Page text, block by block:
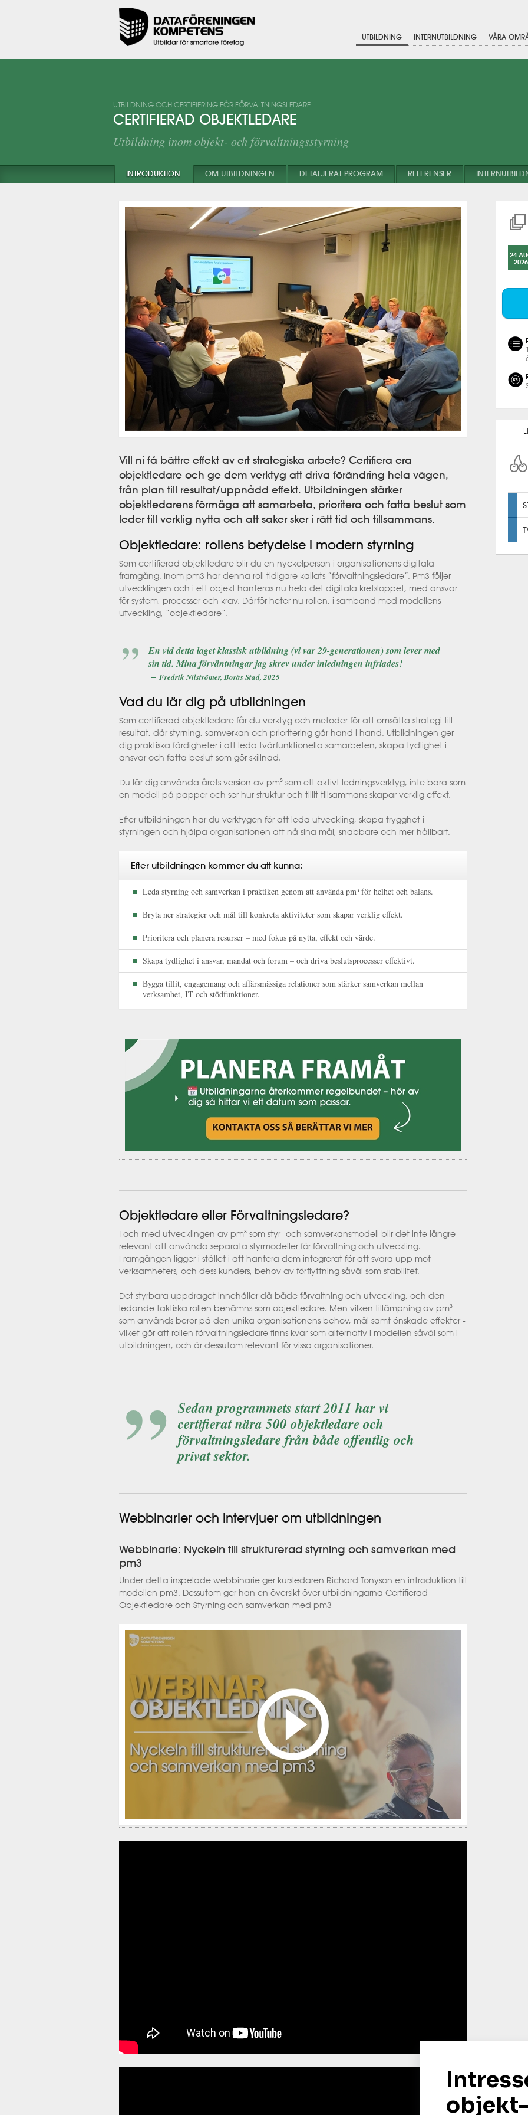
UTBILDNING INTERNUTBILDNING VÅRA
UTBILDNING OCH CERTIFIERING FÖR FÖRVALTNINGSLEDARE
CERTIFIERAD OBJEKTLEDARE
Utbildning inom objekt- och förvaltningsstyrning
INTRODUKTION OM UTBILDNINGEN DETALJERAT PROGRAM REFERENSER
Vill ni få bättre effekt av ert strategiska arbete? Certifiera era
objektledare och ge dem verktyg att driva förändring hela vägen,
från plan till resultat/uppnådd effekt. Utbildningen stärker
objektledarens förmåga att samarbeta, prioritera och fatta beslut som
leder till verklig nytta och att saker sker i rätt tid och tillsammans.
Objektledare: rollens betydelse i modern styrning
Som certifierad objektledare blir du en nyckelperson i organisationens digitala
framgång. Inom pm3 har denna roll tidigare kallats ”förvaltningsledare”. Pm3 följer
utvecklingen och i ett objekt hanteras nu hela det digitala kretsloppet, med ansvar
för system, processer och krav. Därför heter nu rollen, i samband med modellens
utveckling, ”objektledare”.
En vid detta laget klassisk utbildning (vi var 29-generationen) som lever med
sin tid. Mina förväntningar jag skrev under inledningen infriades!
– Fredrik Nilströmer, Borås Stad, 2025
Vad du lär dig på utbildningen
Som certifierad objektledare får du verktyg och metoder för att omsätta strategi till
resultat, där styrning, samverkan och prioritering går hand i hand. Utbildningen ger
dig praktiska färdigheter i att leda tvärfunktionella samarbeten, skapa tydlighet i
ansvar och fatta beslut som gör skillnad.
Du lär dig använda årets version av pm³ som ett aktivt ledningsverktyg, inte bara som
en modell på papper och ser hur struktur och tillit tillsammans skapar verklig effekt.
Efter utbildningen har du verktygen för att leda utveckling, skapa trygghet i
styrningen och hjälpa organisationen att nå sina mål, snabbare och mer hållbart.
Efter utbildningen kommer du att kunna:
Leda styrning och samverkan i praktiken genom att använda pm³ för helhet och balans.
Bryta ner strategier och mål till konkreta aktiviteter som skapar verklig effekt.
Prioritera och planera resurser – med fokus på nytta, effekt och värde.
Skapa tydlighet i ansvar, mandat och forum – och driva beslutsprocesser effektivt.
Bygga tillit, engagemang och affärsmässiga relationer som stärker samverkan mellan
verksamhet, IT och stödfunktioner.
Objektledare eller Förvaltningsledare?
I och med utvecklingen av pm³ som styr- och samverkansmodell blir det inte längre
relevant att använda separata styrmodeller för förvaltning och utveckling.
Framgången ligger i stället i att hantera dem integrerat för att svara upp mot
verksamheters, och dess kunders, behov av förflyttning såväl som stabilitet.
Det styrbara uppdraget innehåller då både förvaltning och utveckling, och den
ledande taktiska rollen benämns som objektledare. Men vilken tillämpning av pm³
som används beror på den unika organisationens behov, mål samt önskade effekter -
vilket gör att rollen förvaltningsledare finns kvar som alternativ i modellen såväl som i
utbildningen, och är dessutom relevant för vissa organisationer.
Sedan programmets start 2011 har vi
certifierat nära 500 objektledare och
förvaltningsledare från både offentlig och
privat sektor.
Webbinarier och intervjuer om utbildningen
Webbinarie: Nyckeln till strukturerad styrning och samverkan med
pm3
Under detta inspelade webbinarie ger kursledaren Richard Tonyson en introduktion till
modellen pm3. Dessutom ger han en översikt över utbildningarna Certifierad
Objektledare och Styrning och samverkan med pm3
24
2026